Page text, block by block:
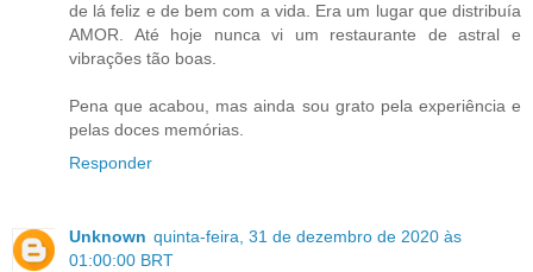
de lá feliz e de bem com a vida. Era um lugar que distribuía
AMOR. Até hoje nunca vi um restaurante de astral e
vibrações tão boas.
Pena que acabou, mas ainda sou grato pela experiência e
pelas doces memórias.
Responder
Unknown quinta-feira, 31 de dezembro de 2020 às
01:00:00 BRT